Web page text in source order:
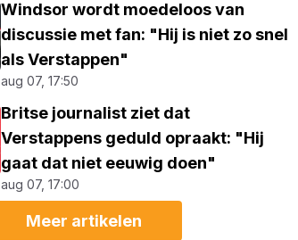
Windsor wordt moedeloos van
discussie met fan: "Hij is niet zo snel
als Verstappen"
aug 07, 17:50
Britse journalist ziet dat
Verstappens geduld opraakt: "Hij
gaat dat niet eeuwig doen"
aug 07, 17:00
Meer artikelen